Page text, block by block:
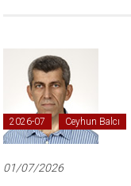
2026-07 Ceyhun Balcı
01/07/2026